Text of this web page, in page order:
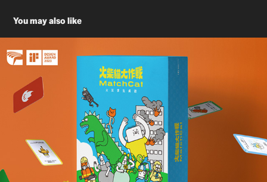
You may also like
防災教具園遊會 | 火柴貓大作戰